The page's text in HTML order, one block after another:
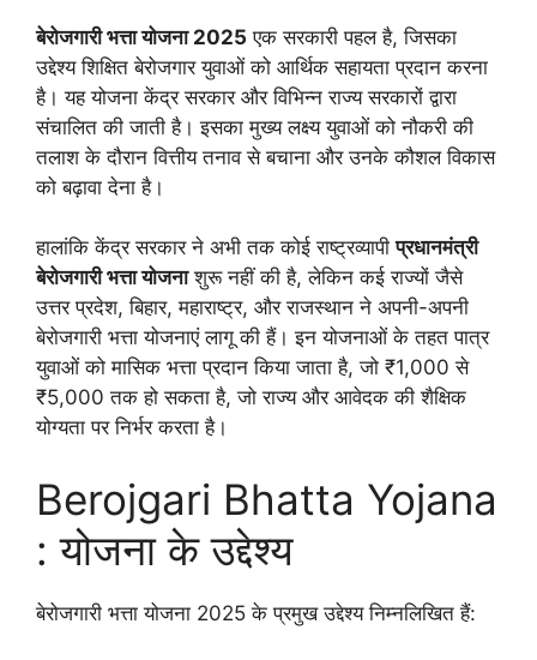
बेरोजगारी भत्ता योजना 2025 एक सरकारी पहल है, जिसका
उद्देश्य शिक्षित बेरोजगार युवाओं को आर्थिक सहायता प्रदान करना
है। यह योजना केंद्र सरकार और विभिन्न राज्य सरकारों द्वारा
संचालित की जाती है। इसका मुख्य लक्ष्य युवाओं को नौकरी की
तलाश के दौरान वित्तीय तनाव से बचाना और उनके कौशल विकास
को बढ़ावा देना है।
हालांकि केंद्र सरकार ने अभी तक कोई राष्ट्रव्यापीप्रधानमंत्री
बेरोजगारी भत्ता योजनाशुरू नहीं की है, लेकिन कई राज्यों जैसे
उत्तर प्रदेश, बिहार, महाराष्ट्र, और राजस्थान ने अपनी-अपनी
बेरोजगारी भत्ता योजनाएं लागू की हैं। इन योजनाओं के तहत पात्र
युवाओं को मासिक भत्ता प्रदान किया जाता है, जो ₹1,000 से
₹5,000 तक हो सकता है, जो राज्य और आवेदक की शैक्षिक
योग्यता पर निर्भर करता है।
Berojgari Bhatta Yojana
: योजना के उद्देश्य
बेरोजगारी भत्ता योजना 2025 के प्रमुख उद्देश्य निम्नलिखित हैं: